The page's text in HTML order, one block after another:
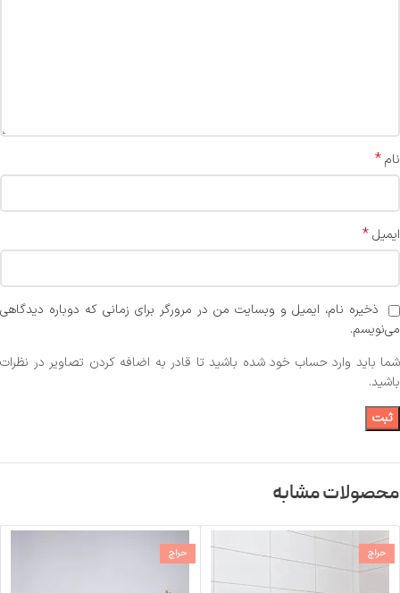
نام*
ایمیل*
ذخیره نام، ایمیل و وبسایت من در مرورگر برای زمانی که دوباره دیدگاهی
می‌نویسم.
شما باید وارد حساب خود شده باشید تا قادر به اضافه کردن تصاویر در نظرات
باشید.
محصولات مشابه
حراج حراج